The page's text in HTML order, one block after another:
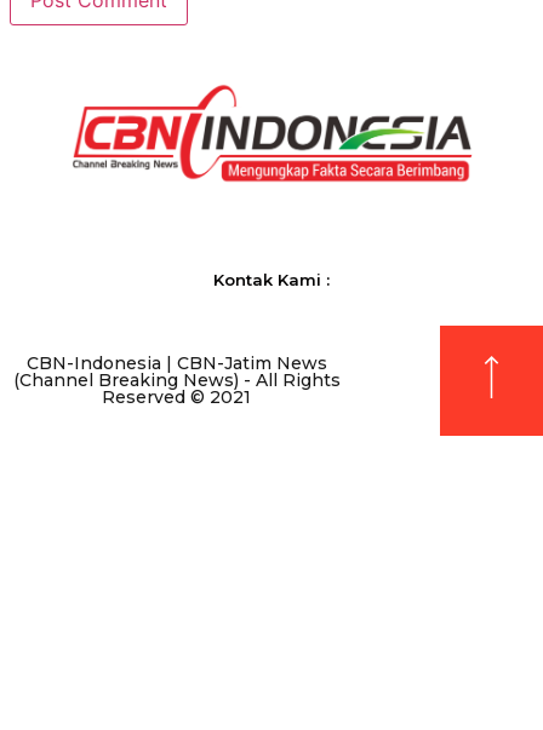
Kontak Kami :
CBN-Indonesia | CBN-Jatim News
(Channel Breaking News) - All Rights
Reserved © 2021